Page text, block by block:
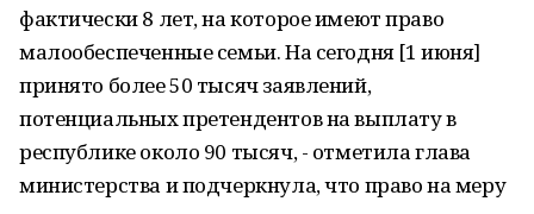
фактически 8 лет, на которое имеют право
малообеспеченные семьи. На сегодня [1 июня]
принято более 50 тысяч заявлений,
потенциальных претендентов на выплату в
республике около 90 тысяч, - отметила глава
министерства и подчеркнула, что право на меру